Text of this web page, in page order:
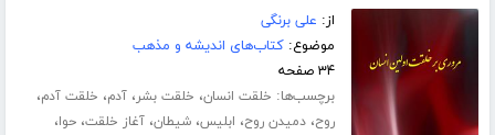
از: علی برنگی
موضوع:کتاب‌های اندیشه و مذهب
۳۴ صفحه
برچسب‌ها: خلقت انسان، خلقت بشر،آدم، خلقت آدم،
روح،دمیدن روح، ابلیس،شیطان،آغاز خلقت،حوا،